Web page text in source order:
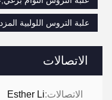
الاتصالات
الاتصالات:Esther Li
علبة التروس اللولبية